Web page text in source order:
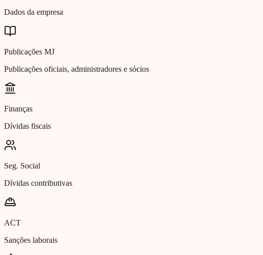
Dados da empresa
Publicações MJ
Publicações oficiais, administradores e sócios
Finanças
Dívidas fiscais
Seg. Social
Dívidas contributivas
ACT
Sanções laborais